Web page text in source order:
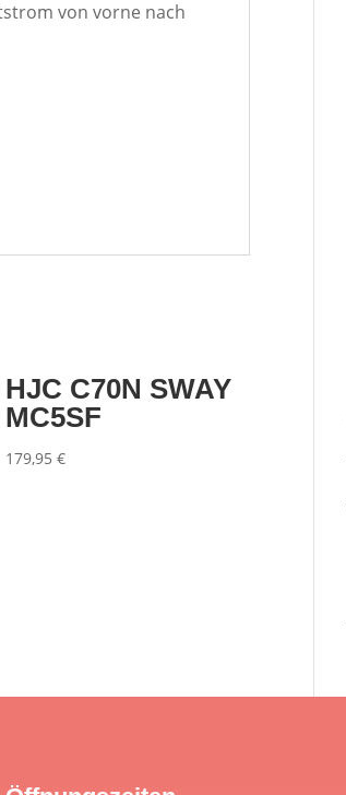
von vorne nach
HJC C70N SWAY
MC5SF
179,95 €